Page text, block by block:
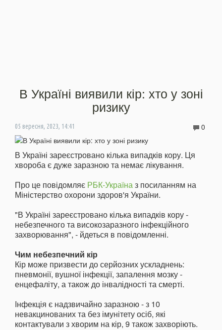
В Україні виявили кір: хто у зоні
ризику
05 вересня, 2023, 14:41 0
В Україні зареєстровано кілька випадків кору. Ця
хвороба є дуже заразною та немає лікування.
Про це повідомляє РБК-Україназ посиланням на
Міністерство охорони здоров'я України.
"В Україні зареєстровано кілька випадків кору -
небезпечного та високозаразного інфекційного
захворювання", - йдеться в повідомленні.
Чим небезпечний кір
Кір може призвести до серйозних ускладнень:
пневмонії, вушної інфекції, запалення мозку -
енцефаліту, а також до інвалідності та смерті.
Інфекція є надзвичайно заразною - з 10
невакцинованих та без імунітету осіб, які
контактували з хворим на кір, 9 також захворіють.